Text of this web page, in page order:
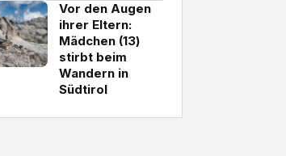
Vor den Augen
ihrer Eltern:
Mädchen (13)
stirbt beim
Wandern in
Südtirol